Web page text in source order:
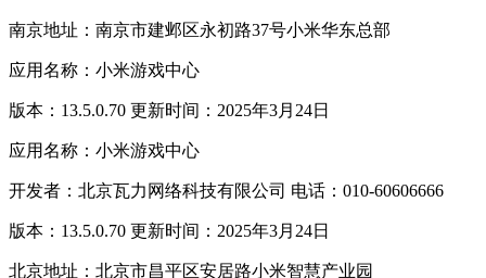
南京地址：南京市建邺区永初路37号小米华东总部
应用名称：小米游戏中心
版本：13.5.0.70 更新时间：2025年3月24日
应用名称：小米游戏中心
开发者：北京瓦力网络科技有限公司 电话：010-60606666
版本：13.5.0.70 更新时间：2025年3月24日
北京地址：北京市昌平区安居路小米智慧产业园